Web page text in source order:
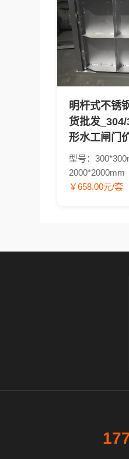
明杆式不锈
货批发
形水工闸门
型号：
2000*2000mm
￥658.00元/套